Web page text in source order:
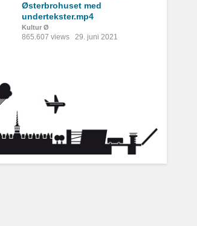
Østerbrohuset med
undertekster.mp4
Kultur Ø
865.607 views 29. juni 2021